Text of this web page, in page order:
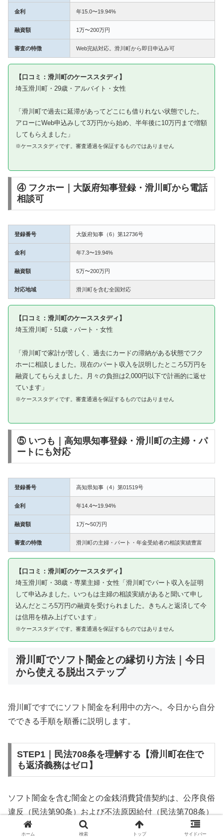
金利 年15.0〜19.94%
融資額 1万〜200万円
審査の特徴 Web完結対応。滑川町から即日申込み可
【口コミ：滑川町のケーススタディ】
埼玉滑川町・29歳・アルバイト・女性
「滑川町で過去に延滞があってどこにも借りれない状態でした。
アローにWeb申込みして3万円から始め、半年後に10万円まで増額
してもらえました」
※ケーススタディです。審査通過を保証するものではありません
④ フクホー｜大阪府知事登録・滑川町から電話
相談可
登録番号 大阪府知事（6）第12736号
金利 年7.3〜19.94%
融資額 5万〜200万円
対応地域 滑川町を含む全国対応
【口コミ：滑川町のケーススタディ】
埼玉滑川町・51歳・パート・女性
「滑川町で家計が苦しく、過去にカードの滞納がある状態でフク
ホーに相談しました。現在のパート収入を説明したところ5万円を
融資してもらえました。月々の負担は2,000円以下で計画的に返せ
ています」
※ケーススタディです。審査通過を保証するものではありません
⑤ いつも｜高知県知事登録・滑川町の主婦・パ
ートにも対応
登録番号 高知県知事（4）第01519号
金利 年14.4〜19.94%
融資額 1万〜50万円
審査の特徴 滑川町の主婦・パート・年金受給者の相談実績豊富
【口コミ：滑川町のケーススタディ】
埼玉滑川町・38歳・専業主婦・女性「滑川町でパート収入を証明
して申込みました。いつもは主婦の相談実績があると聞いて申し
込んだところ5万円の融資を受けられました。きちんと返済して今
は信用を積み上げています」
※ケーススタディです。審査通過を保証するものではありません
滑川町でソフト闇金との縁切り方法｜今日
から使える脱出ステップ
滑川町ですでにソフト闇金を利用中の方へ。今日から自分
でできる手順を順番に説明します。
STEP1｜民法708条を理解する【滑川町在住で
も返済義務はゼロ】
ソフト闇金を含む闇金との金銭消費貸借契約は、公序良俗
違反（民法第90条）および不法原因給付（民法第708条）
に該当するため、法的には無効です。滑川町在住であって
ホーム 検索 トップ サイドバー